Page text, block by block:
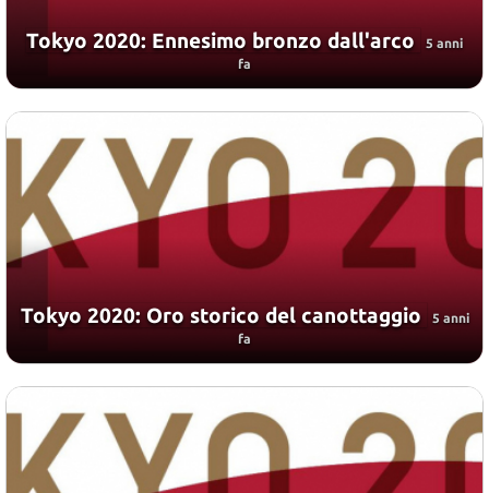
Tokyo 2020: Ennesimo bronzo dall'arco
5 anni
fa
Tokyo 2020: Oro storico del canottaggio
5 anni
fa